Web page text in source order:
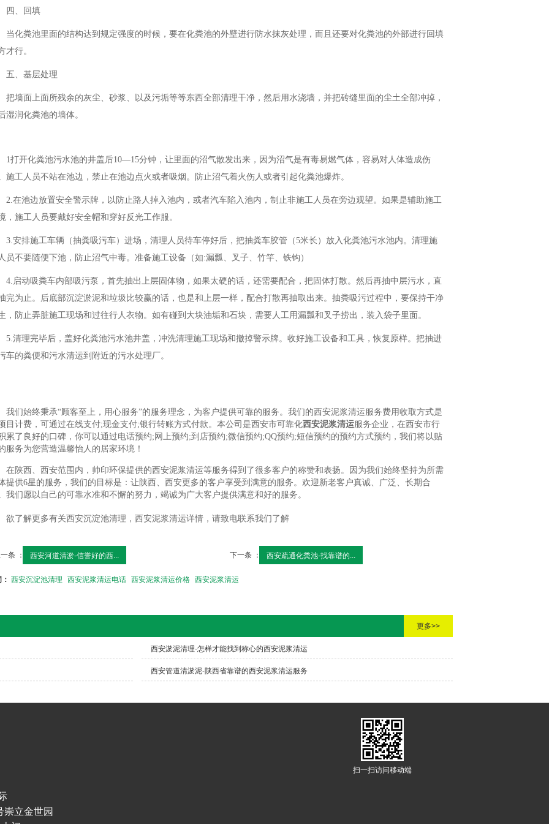
四、回填
当化粪池里面的结构达到规定强度的时候，要在化粪池的外壁进行防水抹灰处理，而且还要对化粪池的外部进行回填
才行。
五、基层处理
把墙面上面所残余的灰尘、砂浆、以及污垢等等东西全部清理干净，然后用水浇墙，并把砖缝里面的尘土全部冲掉，
湿润化粪池的墙体。
1打开化粪池污水池的井盖后10—15分钟，让里面的沼气散发出来，因为沼气是有毒易燃气体，容易对人体造成伤
施工人员不站在池边，禁止在池边点火或者吸烟。防止沼气着火伤人或者引起化粪池爆炸。
2.在池边放置安全警示牌，以防止路人掉入池内，或者汽车陷入池内，制止非施工人员在旁边观望。如果是辅助施工
，施工人员要戴好安全帽和穿好反光工作服。
3.安排施工车辆（抽粪吸污车）进场，清理人员待车停好后，把抽粪车胶管（5米长）放入化粪池污水池内。清理施
员不要随便下池，防止沼气中毒。准备施工设备（如:漏瓢、叉子、竹竿、铁钩）
4.启动吸粪车内部吸污泵，首先抽出上层固体物，如果太硬的话，还需要配合，把固体打散。然后再抽中层污水，直
完为止。后底部沉淀淤泥和垃圾比较赢的话，也是和上层一样，配合打散再抽取出来。抽粪吸污过程中，要保持干净
，防止弄脏施工现场和过往行人衣物。如有碰到大块油垢和石块，需要人工用漏瓢和叉子捞出，装入袋子里面。
5.清理完毕后，盖好化粪池污水池井盖，冲洗清理施工现场和撤掉警示牌。收好施工设备和工具，恢复原样。把抽进
车的粪便和污水清运到附近的污水处理厂。
我们始终秉承“顾客至上，用心服务”的服务理念，为客户提供可靠的服务。我们的西安泥浆清运服务费用收取方式是
目计费，可通过在线支付;现金支付;银行转账方式付款。本公司是西安市可靠化西安泥浆清运服务企业，在西安市行
累了良好的口碑，你可以通过电话预约;网上预约;到店预约;微信预约;QQ预约;短信预约的预约方式预约，我们将以贴
服务为您营造温馨怡人的居家环境！
在陕西、西安范围内，帅印环保提供的西安泥浆清运等服务得到了很多客户的称赞和表扬。因为我们始终坚持为所需
提供6星的服务，我们的目标是：让陕西、西安更多的客户享受到满意的服务。欢迎新老客户真诚、广泛、长期合
我们愿以自己的可靠水准和不懈的努力，竭诚为广大客户提供满意和好的服务。
欲了解更多有关西安沉淀池清理，西安泥浆清运详情，请致电联系我们了解
一条 ： 西安河道清淤-信誉好的西... 下一条 ： 西安疏通化粪池-找靠谱的...
西安沉淀池清理 西安泥浆清运电话 西安泥浆清运价格 西安泥浆清运
更多>>
西安淤泥清理-怎样才能找到称心的西安泥浆清运
西安管道清淤泥-陕西省靠谱的西安泥浆清运服务
崇立金世园
扫一扫访问移动端